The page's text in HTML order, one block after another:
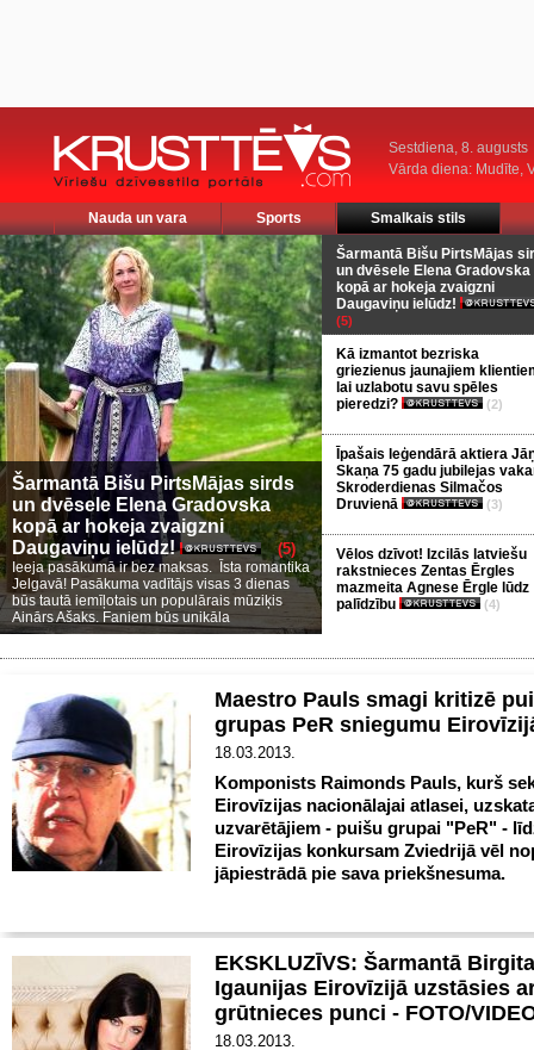
Sestdiena, 8. augusts
Vārda diena: Mudīte,
Nauda un vara Sports Smalkais stils
Šarmantā Bišu PirtsMājas sirds
un dvēsele Elena Gradovska
kopā ar hokeja zvaigzni
Daugaviņu ielūdz!
(5)
Ieeja pasākumā ir bez maksas. Īsta romantika
Jelgavā! Pasākuma vadītājs visas 3 dienas
būs tautā iemīļotais un populārais mūziķis
Ainārs Ašaks. Faniem būs unikāla
Šarmantā Bišu PirtsMājas
un dvēsele Elena Gradovska
kopā ar hokeja zvaigzni
Daugaviņu ielūdz!
(5)
Kā izmantot bezriska
griezienus jaunajiem
lai uzlabotu savu spēles
pieredzi?
(2)
Īpašais leģendārā aktiera
Skaņa 75 gadu jubilejas
Skroderdienas Silmačos
Druvienā
(3)
Vēlos dzīvot! Izcilās latviešu
rakstnieces Zentas Ērgles
mazmeita Agnese Ērgle lūdz
palīdzību
(4)
Maestro Pauls smagi kritizē
grupas PeR sniegumu
18.03.2013.
Komponists Raimonds Pauls, kurš
Eirovīzijas nacionālajai atlasei,
uzvarētājiem - puišu grupai "PeR" -
Eirovīzijas konkursam Zviedrijā vēl
jāpiestrādā pie sava priekšnesuma.
EKSKLUZĪVS: Šarmantā
Igaunijas Eirovīzijā uzstāsies
grūtnieces punci - FOTO/
18.03.2013.